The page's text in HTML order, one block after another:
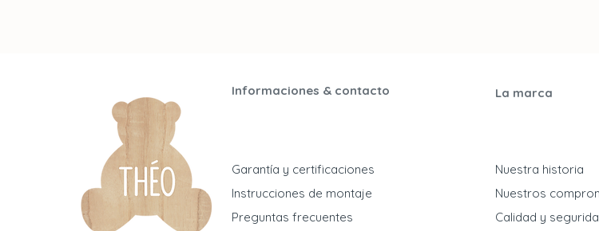
Informaciones & contacto
Garantía y certificaciones
Instrucciones de montaje
Preguntas frecuentes
La marca
Nuestra historia
Nuestros
​Calidad y